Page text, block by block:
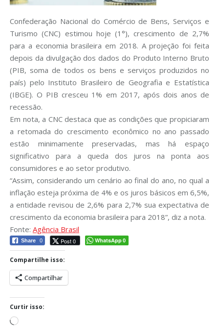
Confederação Nacional do Comércio de Bens, Serviços e
Turismo (CNC) estimou hoje (1°), crescimento de 2,7%
para a economia brasileira em 2018. A projeção foi feita
depois da divulgação dos dados do Produto Interno Bruto
(PIB, soma de todos os bens e serviços produzidos no
país) pelo Instituto Brasileiro de Geografia e Estatística
(IBGE). O PIB cresceu 1% em 2017, após dois anos de
recessão.
Em nota, a CNC destaca que as condições que propiciaram
a retomada do crescimento econômico no ano passado
estão minimamente preservadas, mas há espaço
significativo para a queda dos juros na ponta aos
consumidores e ao setor produtivo.
“Assim, considerando um cenário ao final do ano, no qual a
inflação esteja próxima de 4% e os juros básicos em 6,5%,
a entidade revisou de 2,6% para 2,7% sua expectativa de
crescimento da economia brasileira para 2018”, diz a nota.
Fonte: Agência Brasil
Share 0 Post 0 WhatsApp0
Compartilhe isso:
Compartilhar
Curtir isso:
Carregando...